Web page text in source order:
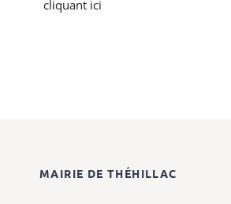
cliquant ici
MAIRIE DE THÉHILLAC